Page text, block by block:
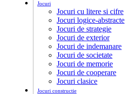
Jocuri
Jocuri cu litere si cifre
Jocuri logice-abstracte
Jocuri de strategie
Jocuri de exterior
Jocuri de indemanare
Jocuri de societate
Jocuri de memorie
Jocuri de cooperare
Jocuri clasice
Jocuri constructie